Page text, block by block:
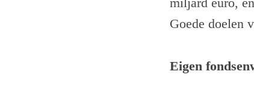
Goede doelen
Eigen